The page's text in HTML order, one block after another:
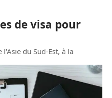
de visa pour
du Sud-Est, à la